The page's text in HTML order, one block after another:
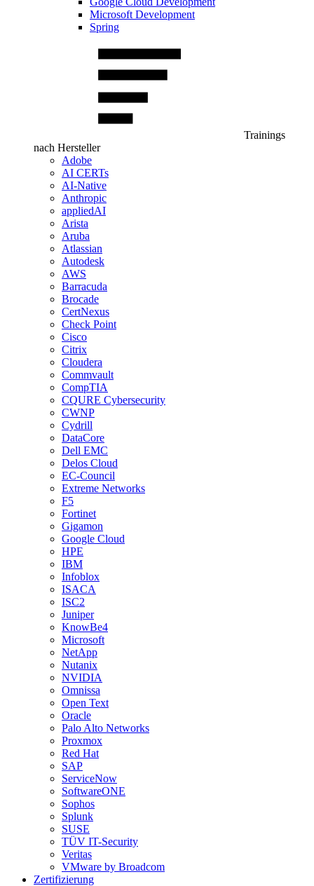
Microsoft Development
Spring
Trainings
nach Hersteller
Adobe
AI CERTs
AI-Native
Anthropic
appliedAI
Arista
Aruba
Atlassian
Autodesk
AWS
Barracuda
Brocade
CertNexus
Check Point
Cisco
Citrix
Cloudera
Commvault
CompTIA
CQURE Cybersecurity
CWNP
Cydrill
DataCore
Dell EMC
Delos Cloud
EC-Council
Extreme Networks
F5
Fortinet
Gigamon
Google Cloud
HPE
IBM
Infoblox
ISACA
ISC2
Juniper
KnowBe4
Microsoft
NetApp
Nutanix
NVIDIA
Omnissa
Open Text
Oracle
Palo Alto Networks
Proxmox
Red Hat
SAP
ServiceNow
SoftwareONE
Sophos
Splunk
SUSE
TÜV IT-Security
Veritas
VMware by Broadcom
Zertifizierung